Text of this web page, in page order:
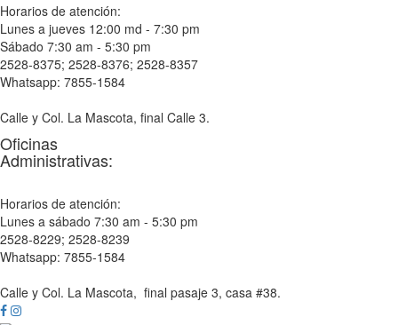
Horarios de atención:
Lunes a jueves 12:00 md - 7:30 pm
Sábado 7:30 am - 5:30 pm
2528-8375; 2528-8376; 2528-8357
Whatsapp: 7855-1584
Calle y Col. La Mascota, final Calle 3.
Oficinas
Administrativas:
Horarios de atención:
Lunes a sábado 7:30 am - 5:30 pm
2528-8229; 2528-8239
Whatsapp: 7855-1584
Calle y Col. La Mascota, final pasaje 3, casa #38.